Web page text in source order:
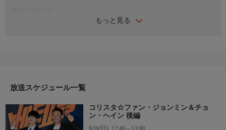
もっと見る
放送スケジュール一覧
コリスタ☆ファン・ジョンミン＆チョ
ン・ヘイン 後編
8/9(日)